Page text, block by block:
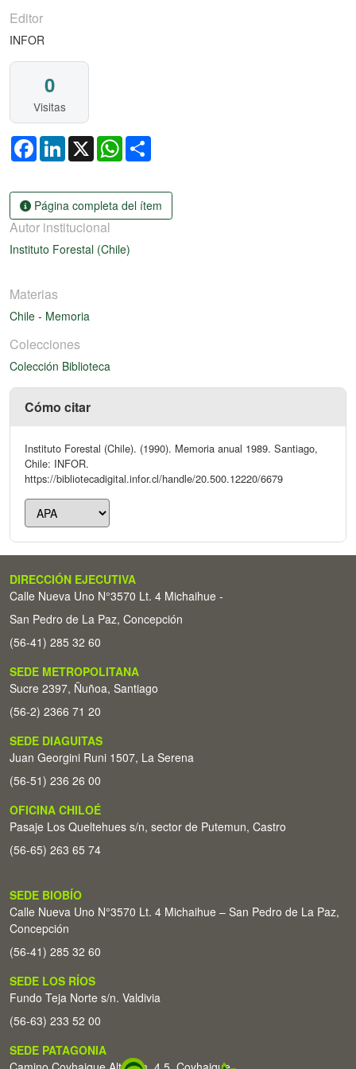
Editor
INFOR
0
Visitas
FacebookLinkedIn
X WhatsApp
Página completa del ítem
Autor institucional
Instituto Forestal (Chile)
Materias
Chile - Memoria
Colecciones
Colección Biblioteca
Cómo citar
Instituto Forestal (Chile). (1990). Memoria anual 1989. Santiago,
Chile: INFOR.
https://bibliotecadigital.infor.cl/handle/20.500.12220/6679
DIRECCIÓN EJECUTIVA
Calle Nueva Uno N°3570 Lt. 4 Michaihue -
San Pedro de La Paz, Concepción
(56-41) 285 32 60
SEDE METROPOLITANA
Sucre 2397, Ñuñoa, Santiago
(56-2) 2366 71 20
SEDE DIAGUITAS
Juan Georgini Runi 1507, La Serena
(56-51) 236 26 00
OFICINA CHILOÉ
Pasaje Los Queltehues s/n, sector de Putemun, Castro
(56-65) 263 65 74
SEDE BIOBÍO
Calle Nueva Uno N°3570 Lt. 4 Michaihue – San Pedro de La Paz,
Concepción
(56-41) 285 32 60
SEDE LOS RÍOS
Fundo Teja Norte s/n. Valdivia
(56-63) 233 52 00
SEDE PATAGONIA